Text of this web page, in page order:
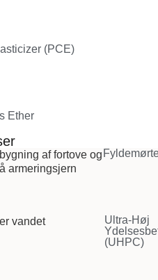
(PCE)
Ether
Ultra-Høj
(UHPC)